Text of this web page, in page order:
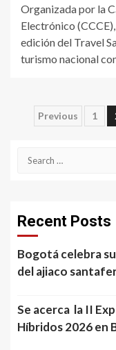
Organizada por la
Electrónico
edición del Travel
turismo nacional
Posts
Previous 1
Search
Recent Posts
Bogotá celebra
del ajiaco
Se acerca la II
Híbridos 2026 en